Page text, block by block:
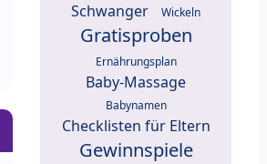
Schwanger Wickeln
Gratisproben
Ernährungsplan
Baby-Massage
Babynamen
Checklisten für Eltern
Gewinnspiele